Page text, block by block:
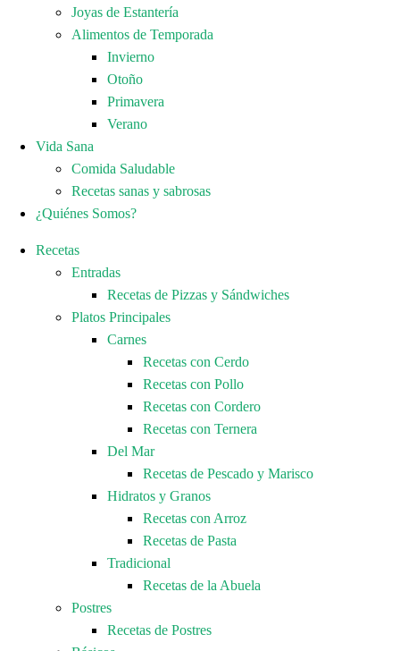
Joyas de Estantería
Alimentos de Temporada
Invierno
Otoño
Primavera
Verano
Vida Sana
Comida Saludable
Recetas sanas y sabrosas
¿Quiénes Somos?
Recetas
Entradas
Recetas de Pizzas y Sándwiches
Platos Principales
Carnes
Recetas con Cerdo
Recetas con Pollo
Recetas con Cordero
Recetas con Ternera
Del Mar
Recetas de Pescado y Marisco
Hidratos y Granos
Recetas con Arroz
Recetas de Pasta
Tradicional
Recetas de la Abuela
Postres
Recetas de Postres